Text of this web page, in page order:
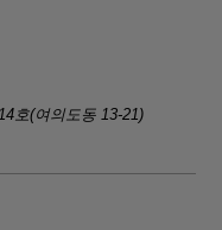
호(여의도동 13-21)